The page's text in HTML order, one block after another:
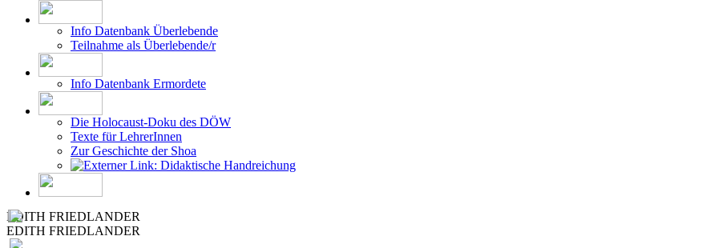
Info Datenbank Überlebende
Teilnahme als Überlebende/r
Info Datenbank Ermordete
Die Holocaust-Doku des DÖW
Texte für LehrerInnen
Zur Geschichte der Shoa
Didaktische Handreichung
EDITH FRIEDLANDER
EDITH FRIEDLANDER